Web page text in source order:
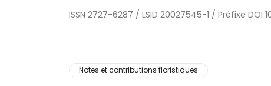
ISSN 2727-6287 / LSID 20027545-1 / Préfixe DOI
Notes et contributions floristiques